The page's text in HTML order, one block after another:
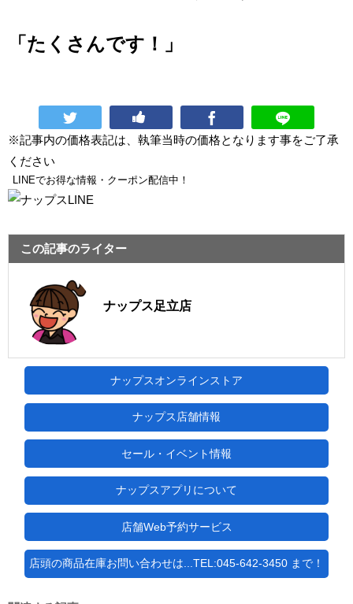
「たくさんです！」
※記事内の価格表記は、執筆当時の価格となります事をご了承
ください
LINEでお得な情報・クーポン配信中！
この記事のライター
ナップス足立店
ナップスオンラインストア
ナップス店舗情報
セール・イベント情報
ナップスアプリについて
店舗Web予約サービス
店頭の商品在庫お問い合わせは...TEL:045-642-3450 まで！